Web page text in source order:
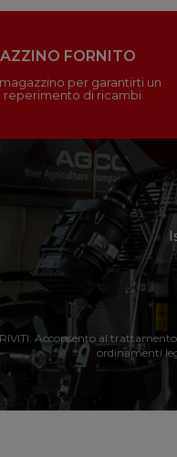
FORNITO
per garantirti un
reperimento di ricambi
Acconsento al
ordinamenti